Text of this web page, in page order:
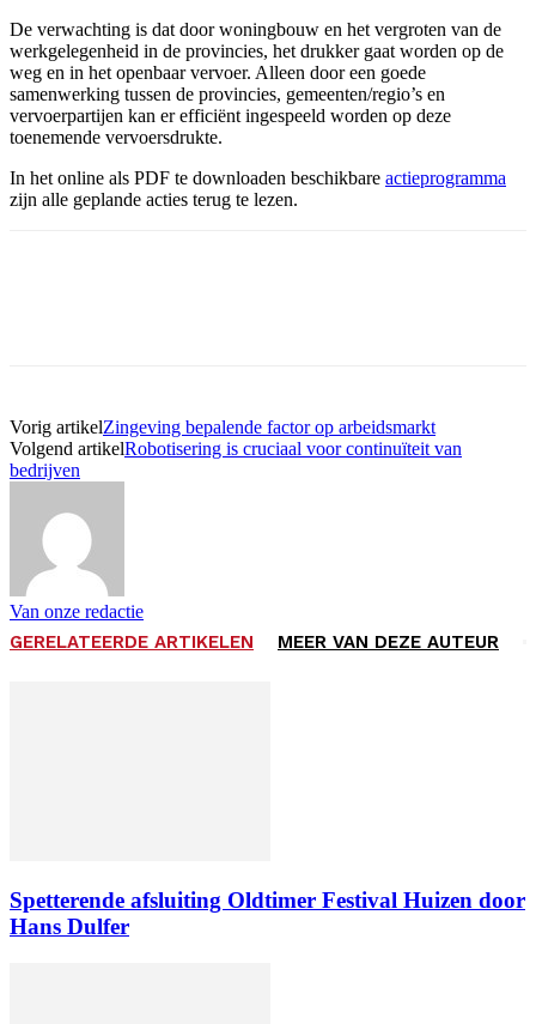
De verwachting is dat door woningbouw en het vergroten van de
werkgelegenheid in de provincies, het drukker gaat worden op de
weg en in het openbaar vervoer. Alleen door een goede
samenwerking tussen de provincies, gemeenten/regio’s en
vervoerpartijen kan er efficiënt ingespeeld worden op deze
toenemende vervoersdrukte.
In het online als PDF te downloaden beschikbare actieprogramma
zijn alle geplande acties terug te lezen.
Vorig artikelZingeving bepalende factor op arbeidsmarkt
Volgend artikelRobotisering is cruciaal voor continuïteit van
bedrijven
Van onze redactie
GERELATEERDE ARTIKELEN MEER VAN DEZE AUTEUR
Spetterende afsluiting Oldtimer Festival Huizen door
Hans Dulfer